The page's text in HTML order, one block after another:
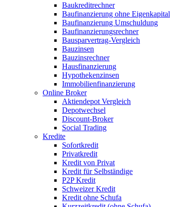
Baukreditrechner
Baufinanzierung ohne Eigenkapital
Baufinanzierung Umschuldung
Baufinanzierungsrechner
Bausparvertrag-Vergleich
Bauzinsen
Bauzinsrechner
Hausfinanzierung
Hypothekenzinsen
Immobilienfinanzierung
Online Broker
Aktiendepot Vergleich
Depotwechsel
Discount-Broker
Social Trading
Kredite
Sofortkredit
Privatkredit
Kredit von Privat
Kredit für Selbständige
P2P Kredit
Schweizer Kredit
Kredit ohne Schufa